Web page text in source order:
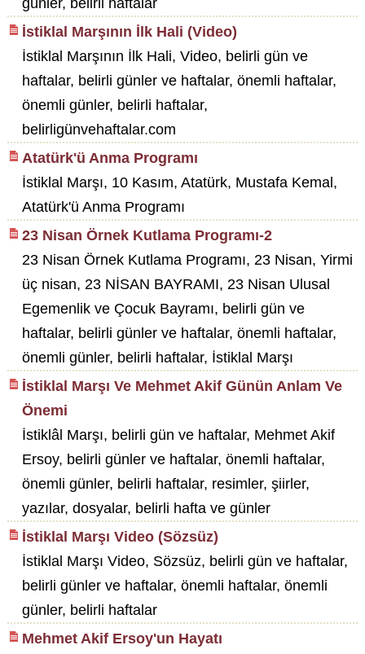
günler, belirli haftalar
İstiklal Marşının İlk Hali (Video)
İstiklal Marşının İlk Hali, Video, belirli gün ve
haftalar, belirli günler ve haftalar, önemli haftalar,
önemli günler, belirli haftalar,
belirligünvehaftalar.com
Atatürk'ü Anma Programı
İstiklal Marşı, 10 Kasım, Atatürk, Mustafa Kemal,
Atatürk'ü Anma Programı
23 Nisan Örnek Kutlama Programı-2
23 Nisan Örnek Kutlama Programı, 23 Nisan, Yirmi
üç nisan, 23 NİSAN BAYRAMI, 23 Nisan Ulusal
Egemenlik ve Çocuk Bayramı, belirli gün ve
haftalar, belirli günler ve haftalar, önemli haftalar,
önemli günler, belirli haftalar, İstiklal Marşı
İstiklal Marşı Ve Mehmet Akif Günün Anlam Ve
Önemi
İstiklâl Marşı, belirli gün ve haftalar, Mehmet Akif
Ersoy, belirli günler ve haftalar, önemli haftalar,
önemli günler, belirli haftalar, resimler, şiirler,
yazılar, dosyalar, belirli hafta ve günler
İstiklal Marşı Video (Sözsüz)
İstiklal Marşı Video, Sözsüz, belirli gün ve haftalar,
belirli günler ve haftalar, önemli haftalar, önemli
günler, belirli haftalar
Mehmet Akif Ersoy'un Hayatı